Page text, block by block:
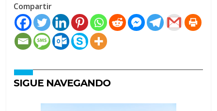
Compartir
SIGUE NAVEGANDO